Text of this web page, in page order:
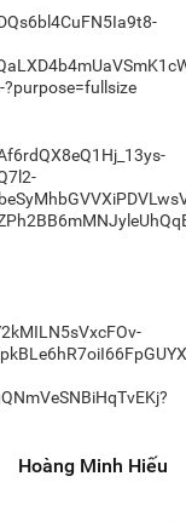
Hoàng Minh Hiếu